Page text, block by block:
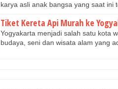
karya asli anak bangsa yang saat ini
Tiket Kereta Api Murah ke
Yogyakarta menjadi salah satu kota
budaya, seni dan wisata alam yang